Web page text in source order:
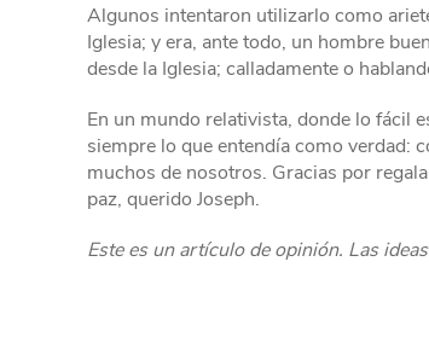
Algunos intentaron utilizarlo como
Iglesia; y era, ante todo, un hombre
desde la Iglesia; calladamente o
En un mundo relativista, donde lo fácil
siempre lo que entendía como verdad:
muchos de nosotros. Gracias por
paz, querido Joseph.
Este es un artículo de opinión. Las